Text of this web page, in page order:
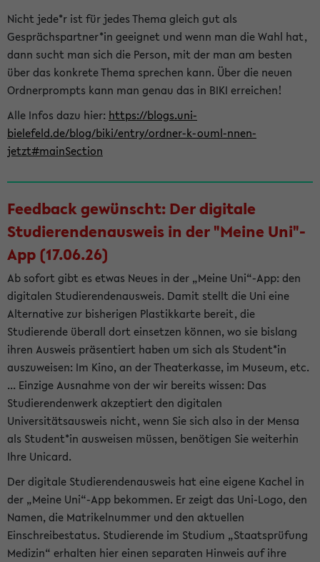
Nicht jede*r ist für jedes Thema gleich gut als
Gesprächspartner*in geeignet und wenn man die Wahl hat,
dann sucht man sich die Person, mit der man am besten
über das konkrete Thema sprechen kann. Über die neuen
Ordnerprompts kann man genau das in BIKI erreichen!
Alle Infos dazu hier: https://blogs.uni-
bielefeld.de/blog/biki/entry/ordner-k-ouml-nnen-
jetzt#mainSection
Feedback gewünscht: Der digitale
Studierendenausweis in der "Meine Uni"-
App (17.06.26)
Ab sofort gibt es etwas Neues in der „Meine Uni“-App: den
digitalen Studierendenausweis. Damit stellt die Uni eine
Alternative zur bisherigen Plastikkarte bereit, die
Studierende überall dort einsetzen können, wo sie bislang
ihren Ausweis präsentiert haben um sich als Student*in
auszuweisen: Im Kino, an der Theaterkasse, im Museum, etc.
... Einzige Ausnahme von der wir bereits wissen: Das
Studierendenwerk akzeptiert den digitalen
Universitätsausweis nicht, wenn Sie sich also in der Mensa
als Student*in ausweisen müssen, benötigen Sie weiterhin
Ihre Unicard.
Der digitale Studierendenausweis hat eine eigene Kachel in
der „Meine Uni“-App bekommen. Er zeigt das Uni-Logo, den
Namen, die Matrikelnummer und den aktuellen
Einschreibestatus. Studierende im Studium „Staatsprüfung
Medizin“ erhalten hier einen separaten Hinweis auf ihre